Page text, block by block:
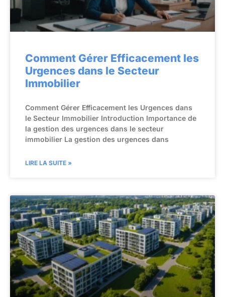
Comment Gérer Efficacement les
Urgences dans le Secteur
Immobilier
Comment Gérer Efficacement les Urgences dans
le Secteur Immobilier Introduction Importance de
la gestion des urgences dans le secteur
immobilier La gestion des urgences dans
LIRE LA SUITE »